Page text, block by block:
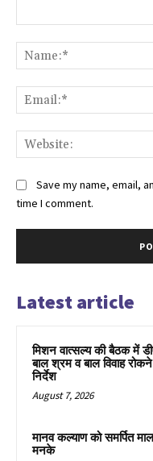
Save my name, email,
time I comment.
Latest article
मिशन वात्सल्य की बैठक में
बाल श्रम व बाल विवाह
निर्देश
August 7, 2026
मानव कल्याण को समर्पित
मनके